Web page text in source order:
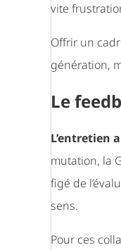
vite
Offrir un
génération,
Le
L’entretien
mutation, la
figé de
sens.
Pour ces